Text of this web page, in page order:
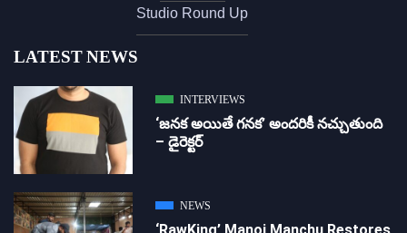
Studio Round Up
LATEST NEWS
INTERVIEWS
‘జ‌న‌క అయితే గ‌న‌క‌’ అందరికీ నచ్చుతుంది
– డైరెక్ట‌ర్
NEWS